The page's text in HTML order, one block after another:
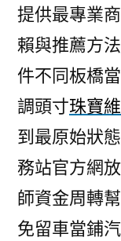
提供最專業
賴與推薦方法
件不同板橋
調頭寸珠寶
到最原始狀
務站官方網
師資金周轉
免留車當鋪